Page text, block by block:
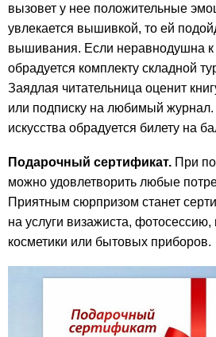
вызовет у нее положительные
увлекается вышивкой, то ей
вышивания. Если неравнодушна к
обрадуется комплекту складной
Заядлая читательница оценит
или подписку на любимый
искусства обрадуется билету на
Подарочный сертификат. При
можно удовлетворить любые
Приятным сюрпризом станет
на услуги визажиста, фотосессию,
косметики или бытовых приборов.